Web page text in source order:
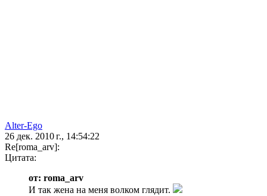
Alter-Ego
26 дек. 2010 г., 14:54:22
Re[roma_arv]:
Цитата:
от: roma_arv
И так жена на меня волком глядит.